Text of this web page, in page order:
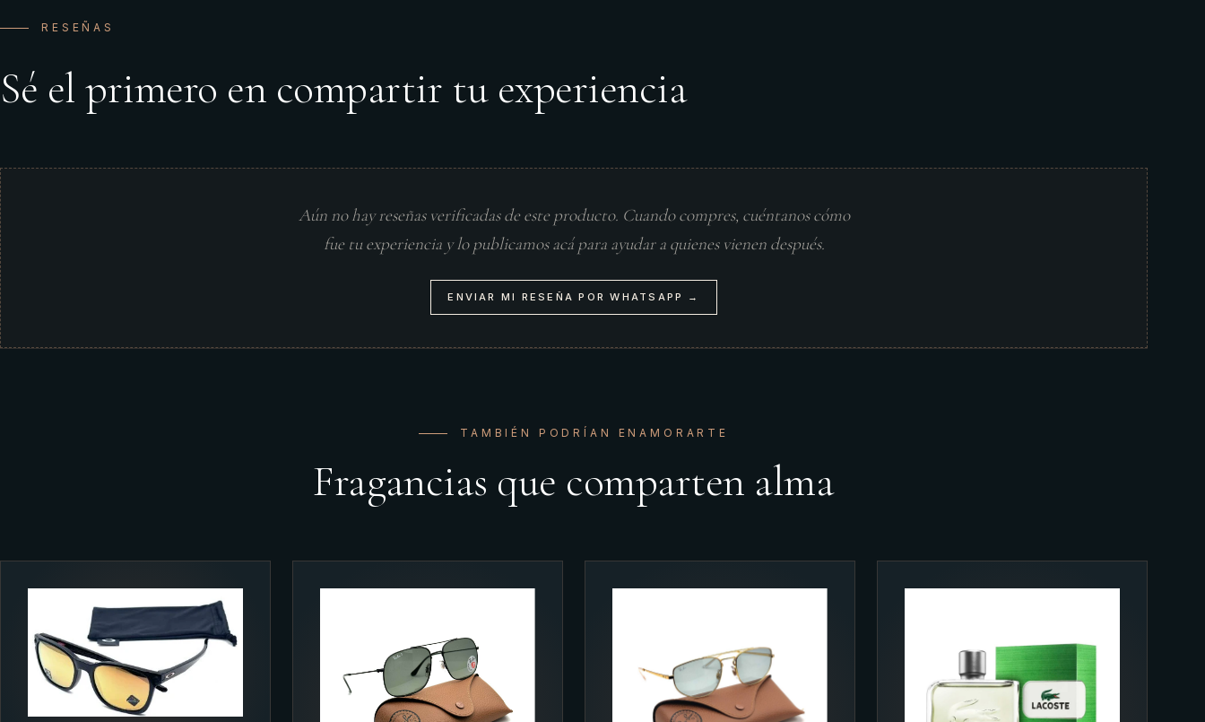
RESEÑAS
Sé el primero en compartir tu experiencia
Aún no hay reseñas verificadas de este producto. Cuando compres, cuéntanos cómo
fue tu experiencia y lo publicamos acá para ayudar a quienes vienen después.
ENVIAR MI RESEÑA POR WHATSAPP →
TAMBIÉN PODRÍAN ENAMORARTE
Fragancias que comparten alma